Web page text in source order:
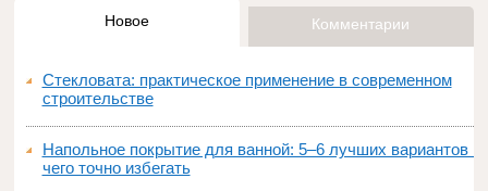
Новое Комментарии
Стекловата: практическое применение в современном
строительстве
Напольное покрытие для ванной: 5–6 лучших вариантов и
чего точно избегать